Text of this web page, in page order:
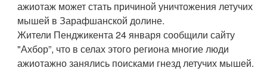
ажиотаж может стать причиной уничтожения летучих
мышей в Зарафшанской долине.
Жители Пенджикента 24 января сообщили сайту
"Ахбор”, что в селах этого региона многие люди
ажиотажно занялись поисками гнезд летучих мышей.